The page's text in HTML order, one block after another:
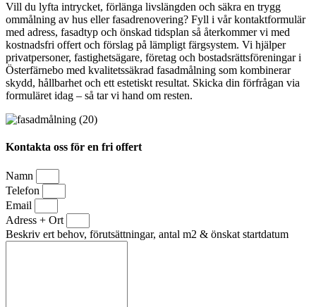
Vill du lyfta intrycket, förlänga livslängden och säkra en trygg
ommålning av hus eller fasadrenovering? Fyll i vår kontaktformulär
med adress, fasadtyp och önskad tidsplan så återkommer vi med
kostnadsfri offert och förslag på lämpligt färgsystem. Vi hjälper
privatpersoner, fastighetsägare, företag och bostadsrättsföreningar i
Österfärnebo med kvalitetssäkrad fasadmålning som kombinerar
skydd, hållbarhet och ett estetiskt resultat. Skicka din förfrågan via
formuläret idag – så tar vi hand om resten.
Kontakta oss för en fri offert
Namn
Telefon
Email
Adress + Ort
Beskriv ert behov, förutsättningar, antal m2 & önskat startdatum